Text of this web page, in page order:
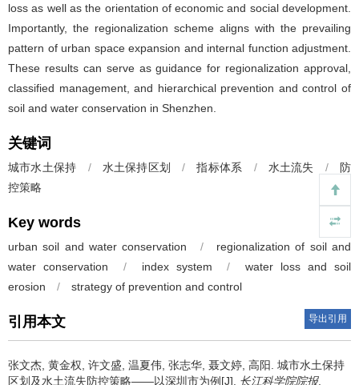
loss as well as the orientation of economic and social development.
Importantly, the regionalization scheme aligns with the prevailing
pattern of urban space expansion and internal function adjustment.
These results can serve as guidance for regionalization approval,
classified management, and hierarchical prevention and control of
soil and water conservation in Shenzhen.
关键词
城市水土保持 / 水土保持区划 / 指标体系 / 水土流失 /
防
控策略
Key words
urban soil and water conservation /
regionalization of soil and
water conservation
/ index system /
water loss and soil
erosion
/ strategy of prevention and control
引用本文 导出引用
张文杰, 黄金权, 许文盛, 温夏伟, 张志华, 聂文婷, 高阳. 城市水土保持
区划及水土流失防控策略——以深圳市为例[J]. 长江科学院院报.